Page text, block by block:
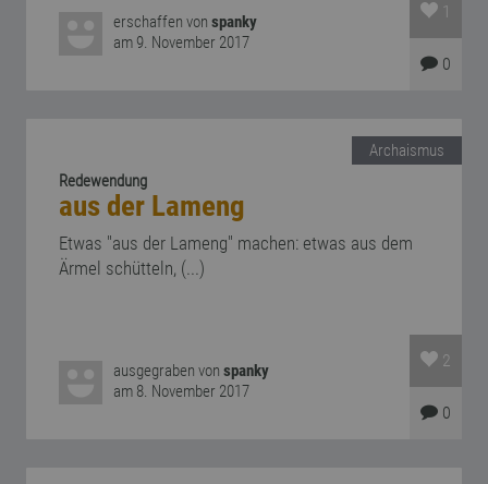
erschaffen vonspanky
am 9. November 2017
1
0
Archaismus
Redewendung
aus der Lameng
Etwas "aus der Lameng" machen: etwas aus dem
Ärmel schütteln, (...)
ausgegraben vonspanky
am 8. November 2017
2
0